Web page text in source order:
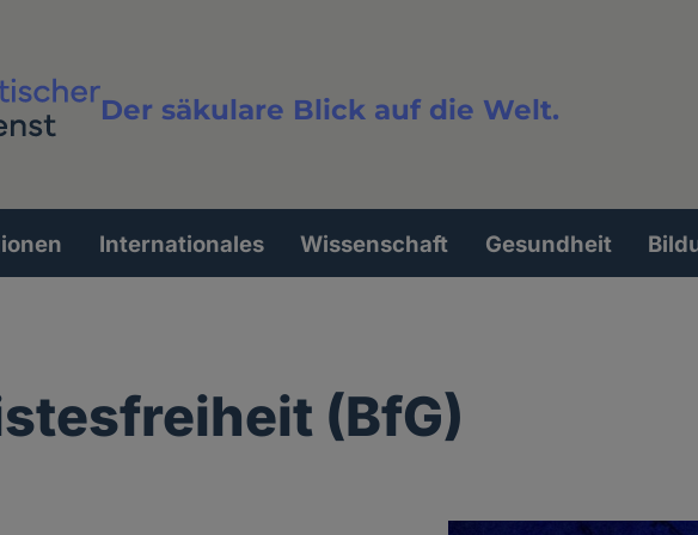
Der säkulare Blick auf die Welt.
Volltextsuche
Internationales Wissenschaft Gesundheit
(BfG)